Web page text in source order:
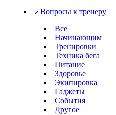
Вопросы к тренеру
Все
Начинающим
Тренировки
Техника бега
Питание
Здоровье
Экипировка
Гаджеты
События
Другое